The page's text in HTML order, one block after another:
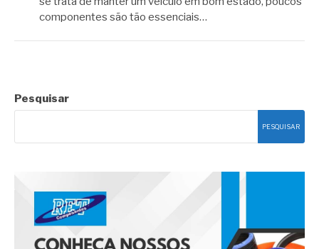
componentes são tão essenciais…
Pesquisar
PESQUISAR